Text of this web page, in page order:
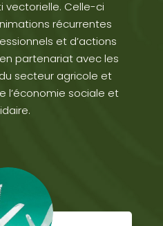
vectorielle. Celle-ci
récurrentes
et d’actions
partenariat avec les
secteur agricole et
l’économie sociale et